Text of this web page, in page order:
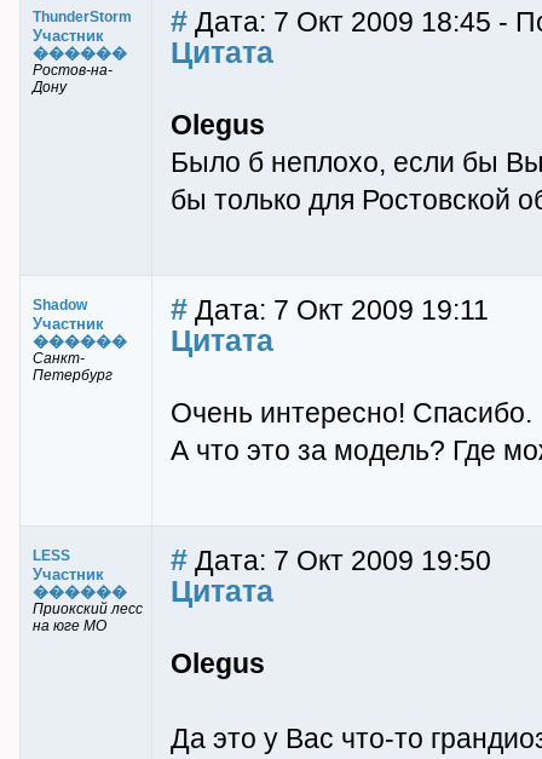
ThunderStorm
Участник
������
Ростов-на-
Дону
# Дата: 7 Окт 2009 18:45 -
Цитата
Olegus
Было б неплохо, если бы
бы только для Ростовской
Shadow
Участник
������
Санкт-
Петербург
# Дата: 7 Окт 2009 19:11
Цитата
Очень интересно! Спасибо.
А что это за модель? Где
LESS
Участник
������
Приокский лесс
на юге МО
# Дата: 7 Окт 2009 19:50
Цитата
Olegus
Да это у Вас что-то